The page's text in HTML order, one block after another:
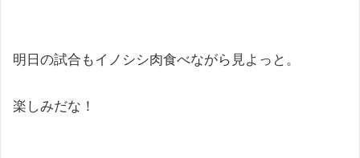
明日の試合もイノシシ肉食べながら見よっと。
楽しみだな！